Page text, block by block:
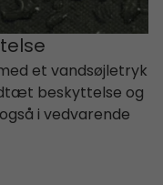
et vandsøjletryk
beskyttelse og
i vedvarende